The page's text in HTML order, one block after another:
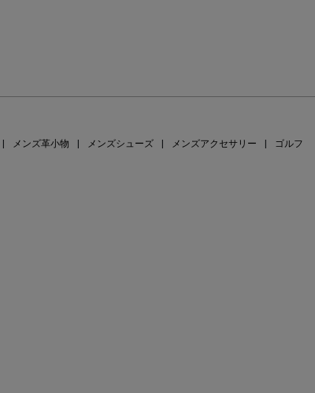
メンズ革小物 メンズシューズ メンズアクセサリー ゴルフ